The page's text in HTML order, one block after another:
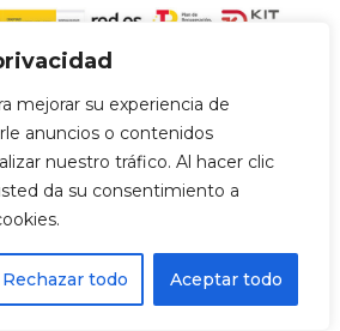
mejorar su experiencia de
anuncios o contenidos
nuestro tráfico. Al hacer clic
da su consentimiento a
Rechazar todo Aceptar todo